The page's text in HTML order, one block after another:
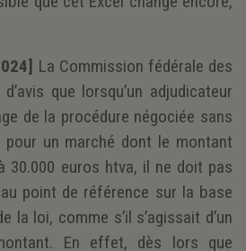
La Commission fédérale des
que lorsqu’un adjudicateur
de la procédure négociée sans
pour un marché dont le montant
30.000 euros htva, il ne doit pas
point de référence sur la base
la loi, comme s’il s’agissait d’un
En effet, dès lors que